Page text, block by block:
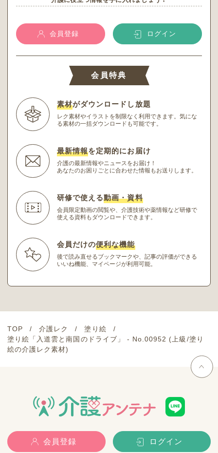
会員登録 ログイン
会員特典
素材がダウンロードし放題
レク素材やイラストを制限なく利用できます。 気にな
る素材の一括ダウンロードも可能です。
最新情報を定期的にお届け
介護の最新情報やニュースをお届け！
あなたのお困りごとに合わせた情報もお送りします。
研修で使える動画・資料
会員限定動画の閲覧や、介護技術や薬情報など研修で
使える資料もダウンロードできます。
会員だけの便利な機能
後で読み直せるブックマークや、記事の評価ができる
いいね機能、マイページが利用可能。
TOP 介護レク
塗り絵
塗り絵「入道雲と南国のドライブ」 - No.00952 (上級/塗り
絵の介護レク素材)
会員登録 ログイン